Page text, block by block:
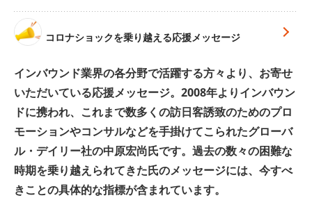
コロナショックを乗り越える応援メッセージ
インバウンド業界の各分野で活躍する方々より、お寄せ
いただいている応援メッセージ。2008年よりインバウン
ドに携われ、これまで数多くの訪日客誘致のためのプロ
モーションやコンサルなどを手掛けてこられたグローバ
ル・デイリー社の中原宏尚氏です。過去の数々の困難な
時期を乗り越えられてきた氏のメッセージには、今すべ
きことの具体的な指標が含まれています。